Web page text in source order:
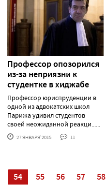
Профессор опозорился
из-за неприязни к
студентке в хиджабе
Профессор юриспруденции в
одной из адвокатских школ
Парижа удивил студентов
своей неожиданной реакци......
27 ЯНВАРЯ'2015 11
54 55 56 57 58